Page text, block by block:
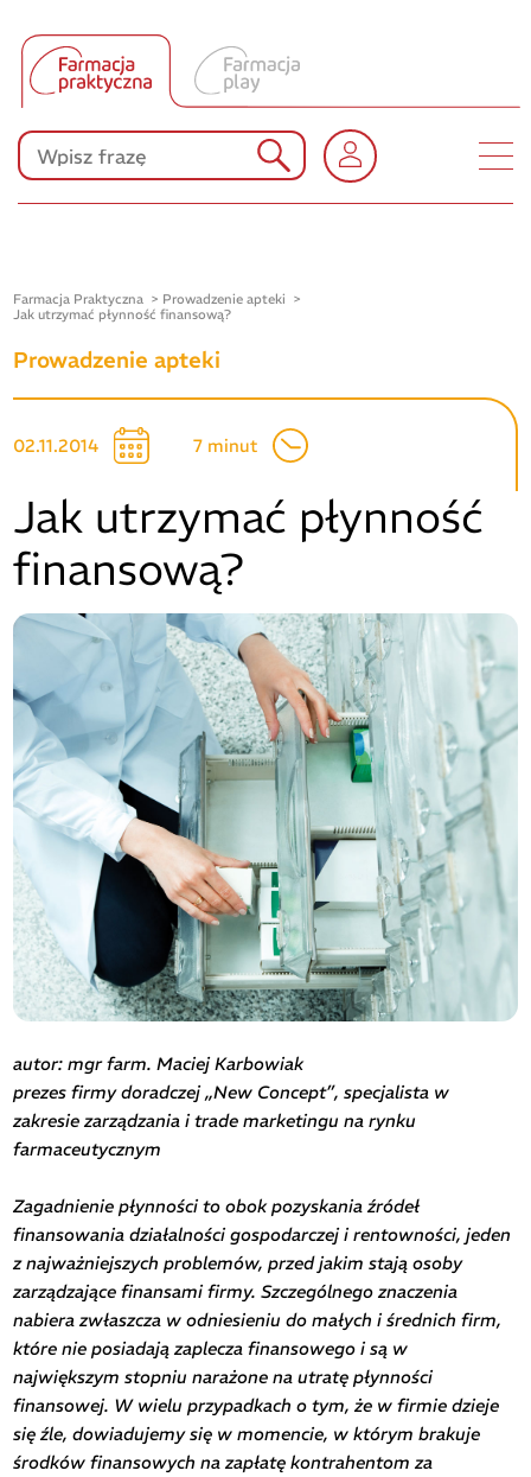
Produkty Polpharmy
KONKURSY
Farmacja Praktyczna
Prowadzenie apteki
Jak utrzymać płynność finansową?
Prowadzenie apteki
02.11.2014 7 minut
Jak utrzymać płynność
finansową?
autor: mgr farm. Maciej Karbowiak
prezes firmy doradczej „New Concept”, specjalista w
zakresie zarządzania i trade marketingu na rynku
farmaceutycznym
Zagadnienie płynności to obok pozyskania źródeł
finansowania działalności gospodarczej i rentowności, jeden
z najważniejszych problemów, przed jakim stają osoby
zarządzające finansami firmy. Szczególnego znaczenia
nabiera zwłaszcza w odniesieniu do małych i średnich firm,
które nie posiadają zaplecza finansowego i są w
największym stopniu narażone na utratę płynności
finansowej. W wielu przypadkach o tym, że w firmie dzieje
się źle, dowiadujemy się w momencie, w którym brakuje
środków finansowych na zapłatę kontrahentom za